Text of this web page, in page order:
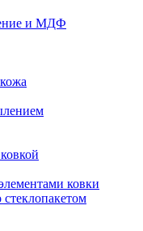
и МДФ
ковки